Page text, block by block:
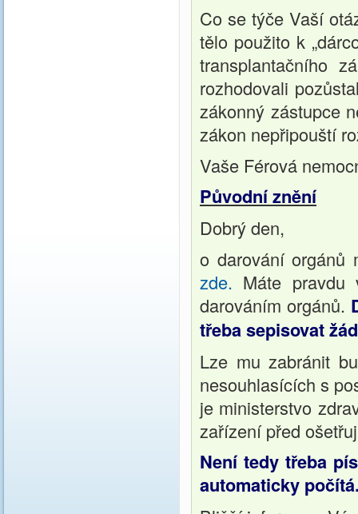
Co se týče Vaší
tělo použito k
transplantačního
rozhodovali
zákonný zástupce
zákon nepřipouští
Vaše Férová
Původní znění
Dobrý den,
o darování orgánů
zde. Máte pravdu
darováním orgánů.
třeba sepisovat
Lze mu zabránit
nesouhlasících s
je ministerstvo
zařízení před
Není tedy třeba
automaticky